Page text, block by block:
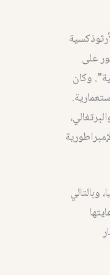
على
وكان
وبالتالي